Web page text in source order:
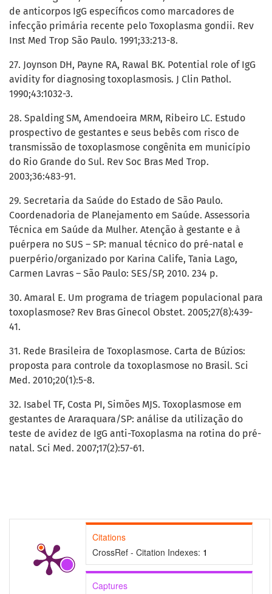
Citations
CrossRef - Citation Indexes: 1
Captures
de anticorpos IgG específicos como marcadores de
infecção primária recente pelo Toxoplasma gondii. Rev
Inst Med Trop São Paulo. 1991;33:213-8.
27. Joynson DH, Payne RA, Rawal BK. Potential role of IgG
avidity for diagnosing toxoplasmosis. J Clin Pathol.
1990;43:1032-3.
28. Spalding SM, Amendoeira MRM, Ribeiro LC. Estudo
prospectivo de gestantes e seus bebês com risco de
transmissão de toxoplasmose congênita em município
do Rio Grande do Sul. Rev Soc Bras Med Trop.
2003;36:483-91.
29. Secretaria da Saúde do Estado de São Paulo.
Coordenadoria de Planejamento em Saúde. Assessoria
Técnica em Saúde da Mulher. Atenção à gestante e à
puérpera no SUS – SP: manual técnico do pré-natal e
puerpério/organizado por Karina Calife, Tania Lago,
Carmen Lavras – São Paulo: SES/SP, 2010. 234 p.
30. Amaral E. Um programa de triagem populacional para
toxoplasmose? Rev Bras Ginecol Obstet. 2005;27(8):439-
41.
31. Rede Brasileira de Toxoplasmose. Carta de Búzios:
proposta para controle da toxoplasmose no Brasil. Sci
Med. 2010;20(1):5-8.
32. Isabel TF, Costa PI, Simões MJS. Toxoplasmose em
gestantes de Araraquara/SP: análise da utilização do
teste de avidez de IgG anti-Toxoplasma na rotina do pré-
natal. Sci Med. 2007;17(2):57-61.